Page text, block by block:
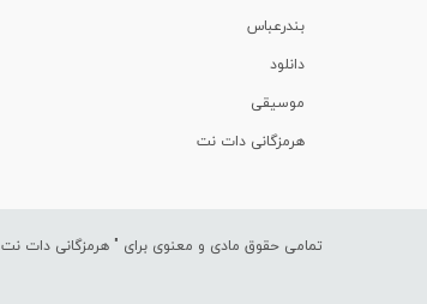
بندرعباس
دانلود
موسیقی
هرمزگانی دات نت
تمامی حقوق مادی و معنوی برای " هرمزگانی دات نت